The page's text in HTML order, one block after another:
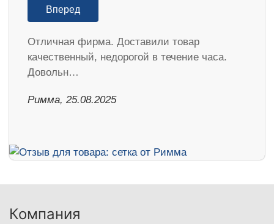
Вперед
Отличная фирма. Доставили товар
качественный, недорогой в течение часа.
Довольн…
Римма, 25.08.2025
Компания